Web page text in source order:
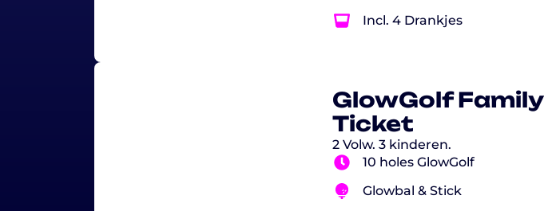
Incl. 4 Drankjes
GlowGolf Family
Ticket
2 Volw. 3 kinderen.
10 holes GlowGolf
Glowbal & Stick